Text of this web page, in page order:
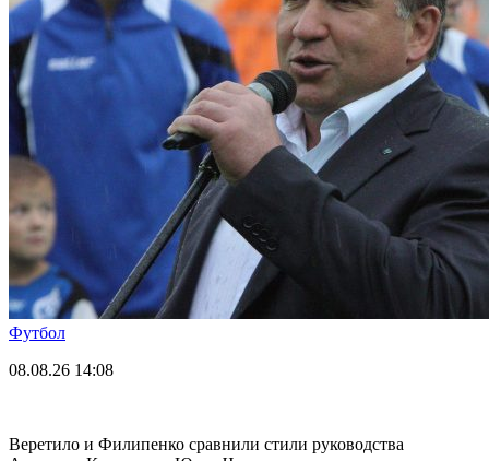
Футбол
08.08.26 14:08
Веретило и Филипенко сравнили стили руководства